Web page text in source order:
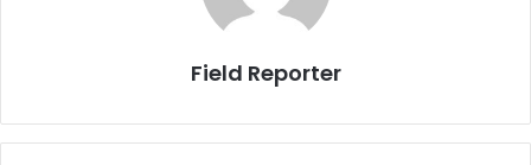
Field Reporter